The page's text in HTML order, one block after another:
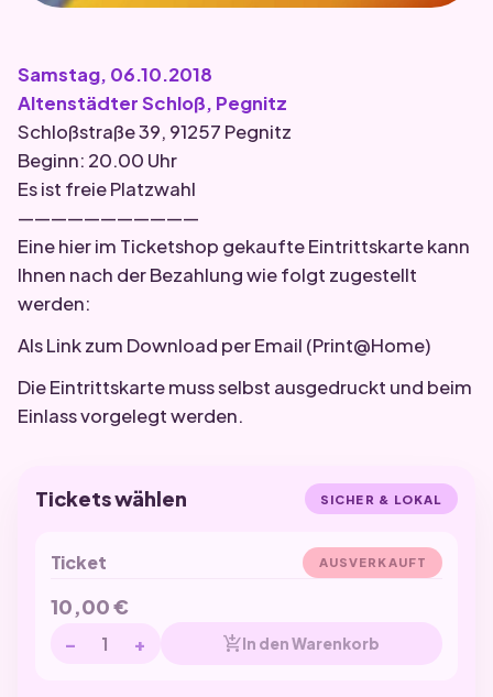
Samstag, 06.10.2018
Altenstädter Schloß, Pegnitz
Schloßstraße 39, 91257 Pegnitz
Beginn: 20.00 Uhr
Es ist freie Platzwahl
———————————
Eine hier im Ticketshop gekaufte Eintrittskarte kann
Ihnen nach der Bezahlung wie folgt zugestellt
werden:
Als Link zum Download per Email (Print@Home)
Die Eintrittskarte muss selbst ausgedruckt und beim
Einlass vorgelegt werden.
Tickets wählen SICHER & LOKAL
Ticket AUSVERKAUFT
10,00€
− + add_shopping_cartIn den Warenkorb